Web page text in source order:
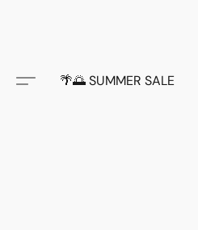
🌴🌅 SUMMER SALE